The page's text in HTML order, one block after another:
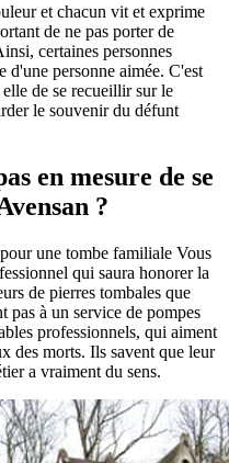
et chacun vit et exprime
de ne pas porter de
certaines personnes
d'une personne aimée. C'est
de se recueillir sur le
le souvenir du défunt
en mesure de se
?
une tombe familiale Vous
qui saura honorer la
de pierres tombales que
pas à un service de pompes
professionnels, qui aiment
des morts. Ils savent que leur
a vraiment du sens.